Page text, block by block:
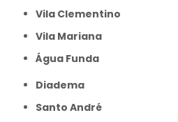
Vila Clementino
Vila Mariana
Água Funda
Diadema
Santo André